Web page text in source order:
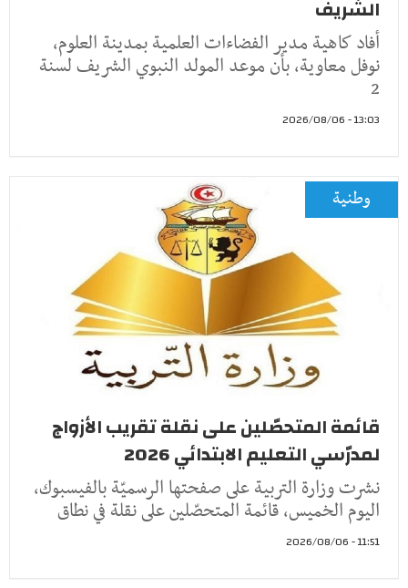
الشريف
أفاد كاهية مدير الفضاءات العلمية بمدينة العلوم،
نوفل معاوية، بأن موعد المولد النبوي الشريف لسنة
2
13:03 - 2026/08/06
وطنية
قائمة المتحصّلين على نقلة تقريب الأزواج
لمدرّسي التعليم الابتدائي 2026
نشرت وزارة التربية على صفحتها الرسميّة بالفيسبوك،
اليوم الخميس، قائمة المتحصّلين على نقلة في نطاق
11:51 - 2026/08/06